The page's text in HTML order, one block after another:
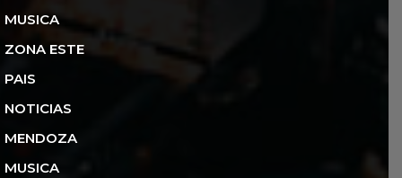
MUSICA
ZONA ESTE
PAIS
NOTICIAS
MENDOZA
MUSICA